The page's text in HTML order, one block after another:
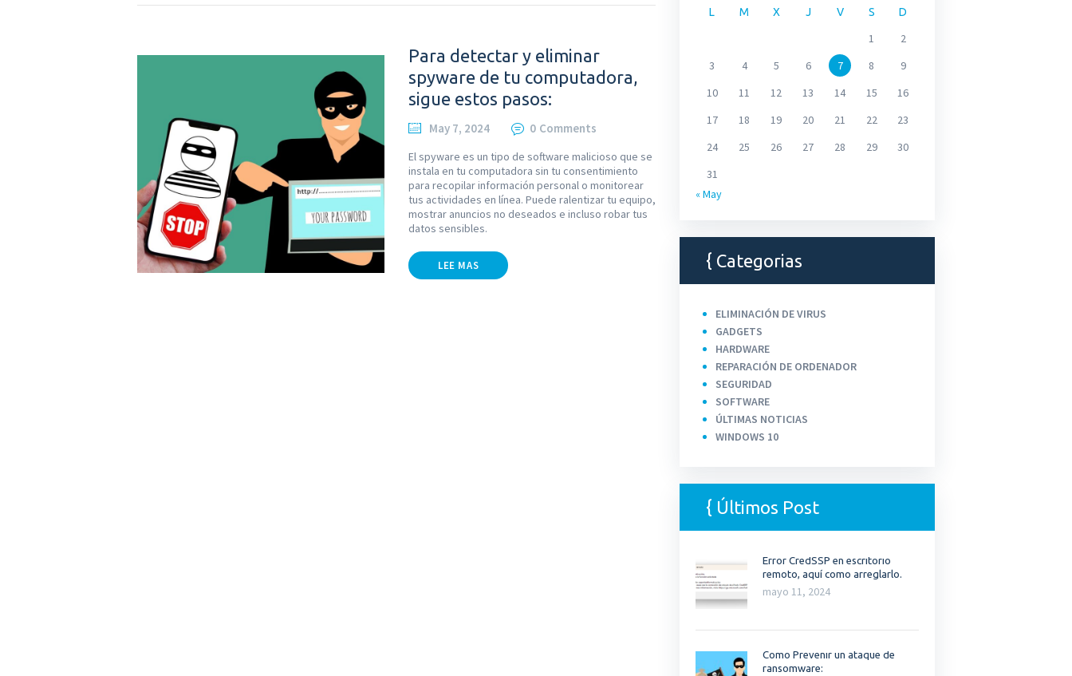
Para detectar y eliminar
spyware de tu computadora,
sigue estos pasos:
May 7, 2024 0 Comments
El spyware es un tipo de software malicioso que se
instala en tu computadora sin tu consentimiento
para recopilar información personal o monitorear
tus actividades en línea. Puede ralentizar tu equipo,
mostrar anuncios no deseados e incluso robar tus
datos sensibles.
LEE MAS
L M X J V S D
1
2
3
4 5 6 7 8
9
10
11 12 13 14 15
16
17
18 19 20 21 22
23
24
25 26 27 28 29
30
31
« May
Categorias
ELIMINACIÓN DE VIRUS
GADGETS
HARDWARE
REPARACIÓN DE ORDENADOR
SEGURIDAD
SOFTWARE
ÚLTIMAS NOTICIAS
WINDOWS 10
Últimos Post
Error CredSSP en escritorio
remoto, aquí como arreglarlo.
mayo 11, 2024
Como Prevenir un ataque de
ransomware: